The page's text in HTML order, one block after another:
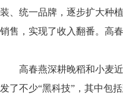
装、统一品牌，逐步扩大种
销售，实现了收入翻番。高
高春燕深耕晚稻和小麦近
发了不少“黑科技”，其中包